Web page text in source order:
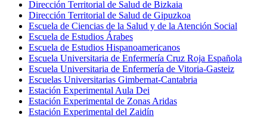
Dirección Territorial de Salud de Bizkaia
Dirección Territorial de Salud de Gipuzkoa
Escuela de Ciencias de la Salud y de la Atención Social
Escuela de Estudios Árabes
Escuela de Estudios Hispanoamericanos
Escuela Universitaria de Enfermería Cruz Roja Española
Escuela Universitaria de Enfermería de Vitoria-Gasteiz
Escuelas Universitarias Gimbernat-Cantabria
Estación Experimental Aula Dei
Estación Experimental de Zonas Aridas
Estación Experimental del Zaidín